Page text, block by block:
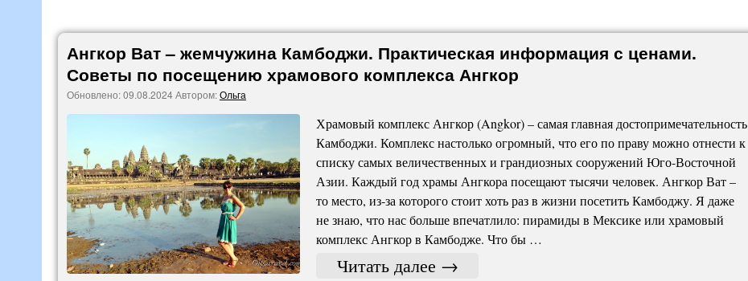
Ангкор Ват – жемчужина Камбоджи. Практическая информация с ценами.
Советы по посещению храмового комплекса Ангкор
Обновлено:09.08.2024Автором:Ольга
Храмовый комплекс Ангкор (Angkor) – самая главная достопримечательность
Камбоджи. Комплекс настолько огромный, что его по праву можно отнести к
списку самых величественных и грандиозных сооружений Юго-Восточной
Азии. Каждый год храмы Ангкора посещают тысячи человек. Ангкор Ват –
то место, из-за которого стоит хоть раз в жизни посетить Камбоджу. Я даже
не знаю, что нас больше впечатлило: пирамиды в Мексике или храмовый
комплекс Ангкор в Камбодже. Что бы …
Читать далее →